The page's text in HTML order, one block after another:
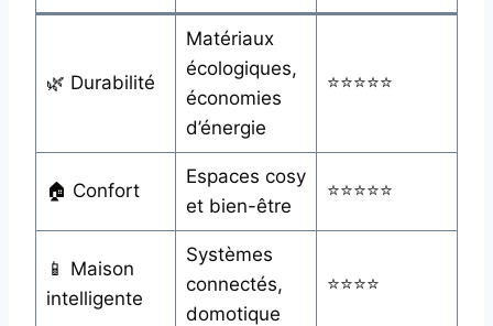
🌿 Durabilité
Matériaux
écologiques,
économies
d’énergie
⭐⭐⭐⭐⭐
🏠 Confort
Espaces cosy
et bien-être
⭐⭐⭐⭐⭐
📱 Maison
intelligente
Systèmes
connectés,
domotique
⭐⭐⭐⭐